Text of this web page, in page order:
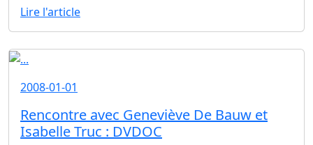
Lire l'article
2008-01-01
Rencontre avec Geneviève De Bauw et
Isabelle Truc : DVDOC